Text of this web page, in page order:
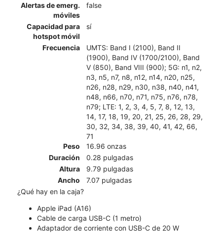
Alertas de emerg.
móviles
false
Capacidad para
hotspot móvil
sí
Frecuencia
UMTS: Band I (2100), Band II
(1900), Band IV (1700/2100), Band
V (850), Band VIII (900); 5G: n1, n2,
n3, n5, n7, n8, n12, n14, n20, n25,
n26, n28, n29, n30, n38, n40, n41,
n48, n66, n70, n71, n75, n76, n78,
n79; LTE: 1, 2, 3, 4, 5, 7, 8, 12, 13,
14, 17, 18, 19, 20, 21, 25, 26, 28, 29,
30, 32, 34, 38, 39, 40, 41, 42, 66,
71
Peso
16.96 onzas
Duración
0.28 pulgadas
Altura
9.79 pulgadas
Ancho
7.07 pulgadas
¿Qué hay en la caja?
Apple iPad (A16)
Cable de carga USB-C (1 metro)
Adaptador de corriente con USB-C de 20 W